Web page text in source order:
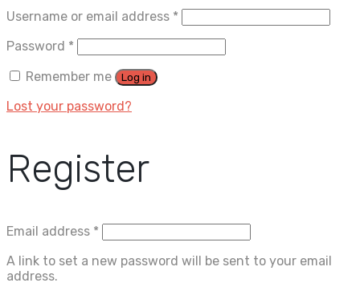
Username or email address *
Password *
Remember me
Log in
Lost your password?
Register
Email address *
A link to set a new password will be sent to your email
address.